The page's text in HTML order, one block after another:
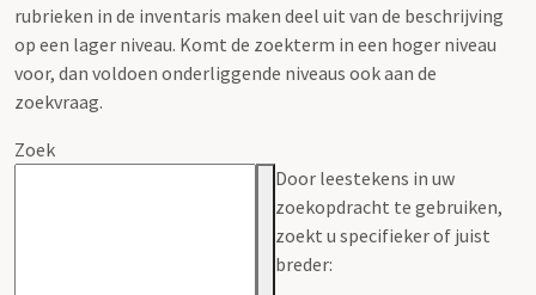
rubrieken in de inventaris maken deel uit van de beschrijving
op een lager niveau. Komt de zoekterm in een hoger niveau
voor, dan voldoen onderliggende niveaus ook aan de
zoekvraag.
Zoek
Door leestekens in uw
zoekopdracht te gebruiken,
zoekt u specifieker of juist
breder: